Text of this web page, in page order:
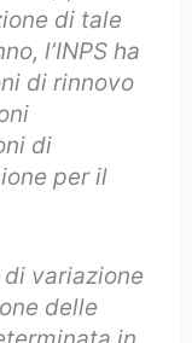
di tale
l’INPS ha
di rinnovo
di
per il
variazione
delle